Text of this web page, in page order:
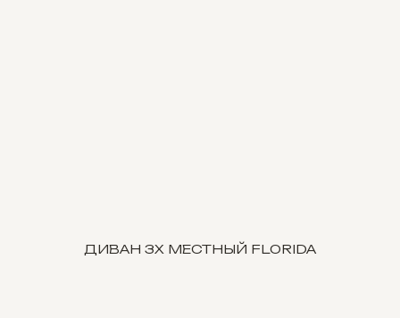
ДИВАН 3Х МЕСТНЫЙ FLORIDA